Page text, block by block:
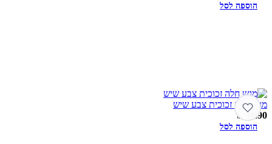
הוספה לסל
מגש חלה זכוכית צבע שיש
59.90
₪
הוספה לסל